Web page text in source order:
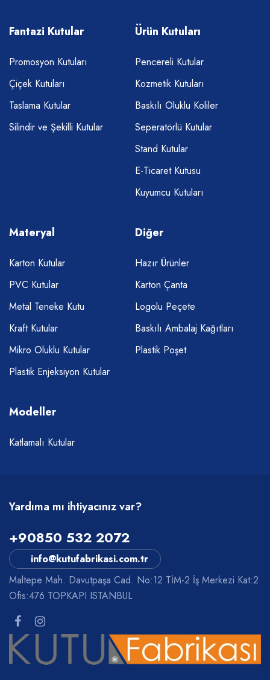
Fantazi Kutular
Promosyon Kutuları
Çiçek Kutuları
Taslama Kutular
Silindir ve Şekilli Kutular
Ürün Kutuları
Pencereli Kutular
Kozmetik Kutuları
Baskılı Oluklu Koliler
Seperatörlü Kutular
Stand Kutular
E-Ticaret Kutusu
Kuyumcu Kutuları
Materyal
Karton Kutular
PVC Kutular
Metal Teneke Kutu
Kraft Kutular
Mikro Oluklu Kutular
Plastik Enjeksiyon Kutular
Diğer
Hazır Ürünler
Karton Çanta
Logolu Peçete
Baskılı Ambalaj Kağıtları
Plastik Poşet
Modeller
Katlamalı Kutular
Yardıma mı ihtiyacınız var?
+90850 532 2072
info@kutufabrikasi.com.tr
Maltepe Mah. Davutpaşa Cad. No:12 TİM-2 İş Merkezi Kat:2
Ofis:476 TOPKAPI ISTANBUL